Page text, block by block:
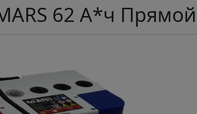
62 А*ч Прямой